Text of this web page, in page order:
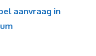
aanvraag in